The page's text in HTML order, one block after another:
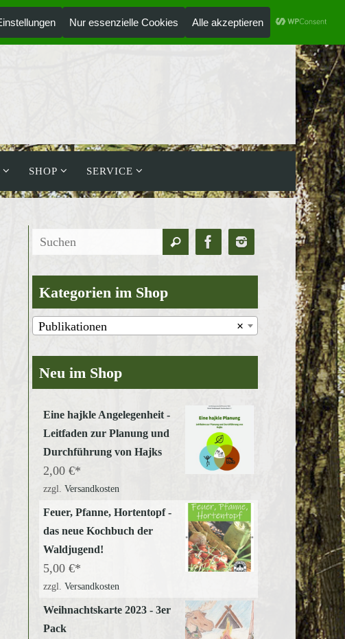
SHOP SERVICE
Suchen
nach:
Suchen
Kategorien im Shop
×
Publikationen
Neu im Shop
Eine hajkle Angelegenheit -
Leitfaden zur Planung und
Durchführung von Hajks
2,00 €
zzgl. Versandkosten
Feuer, Pfanne, Hortentopf -
das neue Kochbuch der
Waldjugend!
5,00 €
zzgl. Versandkosten
Weihnachtskarte 2023 - 3er
Pack